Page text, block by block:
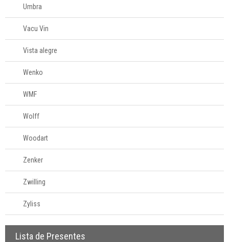
Umbra
Vacu Vin
Vista alegre
Wenko
WMF
Wolff
Woodart
Zenker
Zwilling
Zyliss
Lista de Presentes